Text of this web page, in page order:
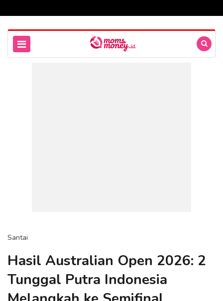
Santai
Hasil Australian Open 2026: 2
Tunggal Putra Indonesia